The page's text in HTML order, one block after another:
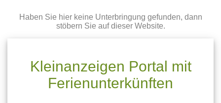
Haben Sie hier keine Unterbringung gefunden, dann
stöbern Sie auf dieser Website.
Kleinanzeigen Portal mit
Ferienunterkünften